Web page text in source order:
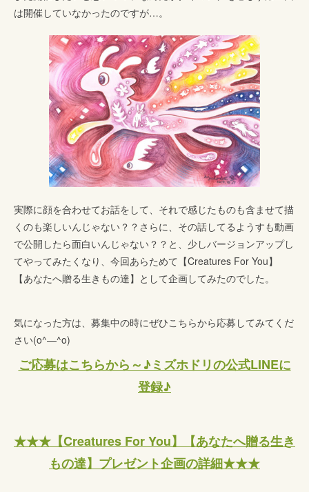
は開催していなかったのですが…。
実際に顔を合わせてお話をして、それで感じたものも含ませて描
くのも楽しいんじゃない？？さらに、その話してるようすも動画
で公開したら面白いんじゃない？？と、少しバージョンアップし
てやってみたくなり、今回あらためて【Creatures For You】
【あなたへ贈る生きもの達】として企画してみたのでした。
気になった方は、募集中の時にぜひこちらから応募してみてくだ
さい(o^―^o)
ご応募はこちらから～♪ミズホドリの公式LINEに
登録♪
★★★【Creatures For You】【あなたへ贈る生き
もの達】プレゼント企画の詳細★★★